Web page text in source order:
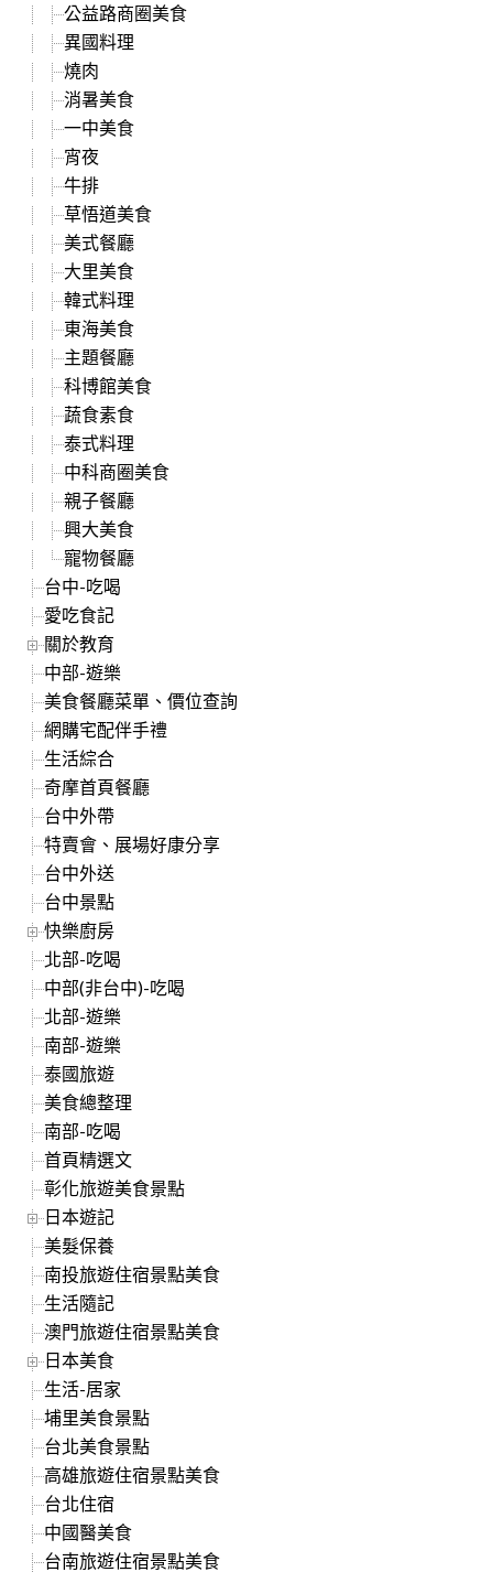
公益路商圈美食
異國料理
燒肉
消暑美食
一中美食
宵夜
牛排
草悟道美食
美式餐廳
大里美食
韓式料理
東海美食
主題餐廳
科博館美食
蔬食素食
泰式料理
中科商圈美食
親子餐廳
興大美食
寵物餐廳
台中-吃喝
愛吃食記
關於教育
中部-遊樂
美食餐廳菜單、價位查詢
網購宅配伴手禮
生活綜合
奇摩首頁餐廳
台中外帶
特賣會、展場好康分享
台中外送
台中景點
快樂廚房
北部-吃喝
中部(非台中)-吃喝
北部-遊樂
南部-遊樂
泰國旅遊
美食總整理
南部-吃喝
首頁精選文
彰化旅遊美食景點
日本遊記
美髮保養
南投旅遊住宿景點美食
生活隨記
澳門旅遊住宿景點美食
日本美食
生活-居家
埔里美食景點
台北美食景點
高雄旅遊住宿景點美食
台北住宿
中國醫美食
台南旅遊住宿景點美食